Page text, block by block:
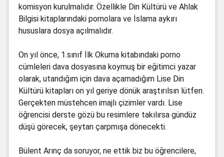
komisyon kurulmalıdır. Özellikle Din Kültürü ve Ahlak
Bilgisi kitaplarındaki pornolara ve İslama aykırı
hususlara dosya açılmalıdır.
On yıl önce, 1.sınıf İlk Okuma kitabındaki porno
cümleleri dava dosyasına koymuş bir eğitimci yazar
olarak, utandığım için dava açamadığım Lise Din
Kültürü kitapları on yıl geriye dönük araştırılsın lütfen.
Gerçekten müstehcen imajlı çizimler vardı. Lise
öğrencisi derste gözü bu resimlere takılırsa gündüz
düşü görecek, şeytan çarpmışa dönecekti.
Bülent Arınç da soruyor, ne ettik biz bu öğrencilere,